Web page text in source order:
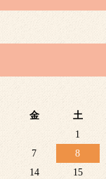
金
土
1
7
8
14 15